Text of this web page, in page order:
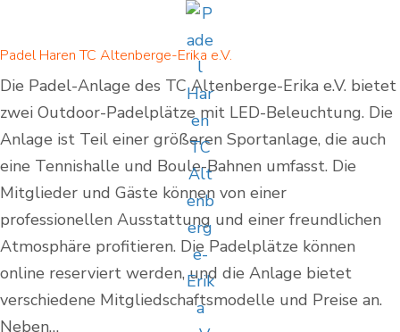
Padel Haren TC Altenberge-Erika e.V.
Die Padel-Anlage des TC Altenberge-Erika e.V. bietet
zwei Outdoor-Padelplätze mit LED-Beleuchtung. Die
Anlage ist Teil einer größeren Sportanlage, die auch
eine Tennishalle und Boule-Bahnen umfasst. Die
Mitglieder und Gäste können von einer
professionellen Ausstattung und einer freundlichen
Atmosphäre profitieren. Die Padelplätze können
online reserviert werden, und die Anlage bietet
verschiedene Mitgliedschaftsmodelle und Preise an.
Neben…